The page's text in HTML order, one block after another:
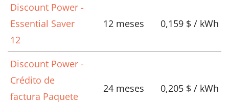
Discount Power -
Essential Saver
12
12 meses 0,159 $ / kWh
Discount Power -
Crédito de
factura Paquete
24 meses 0,205 $ / kWh